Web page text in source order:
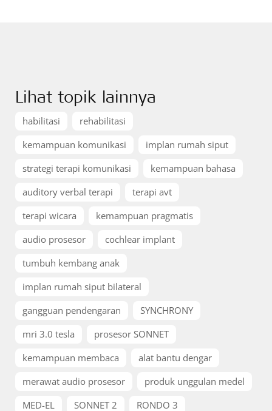
Lihat topik lainnya
habilitasi
rehabilitasi
kemampuan komunikasi
implan rumah siput
strategi terapi komunikasi
kemampuan bahasa
auditory verbal terapi
terapi avt
terapi wicara
kemampuan pragmatis
audio prosesor
cochlear implant
tumbuh kembang anak
implan rumah siput bilateral
gangguan pendengaran
SYNCHRONY
mri 3.0 tesla
prosesor SONNET
kemampuan membaca
alat bantu dengar
merawat audio prosesor
produk unggulan medel
MED-EL
SONNET 2
RONDO 3